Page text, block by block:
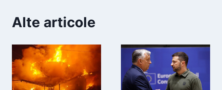
Alte articole